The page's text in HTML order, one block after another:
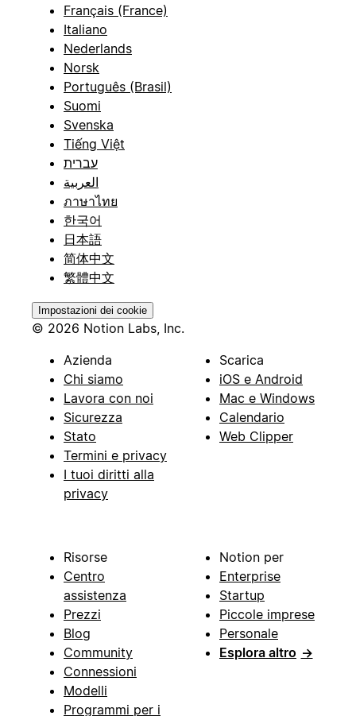
Français (France)
Italiano
Nederlands
Norsk
Português (Brasil)
Suomi
Svenska
Tiếng Việt
עברית
العربية
ภาษาไทย
한국어
日本語
简体中文
繁體中文
Impostazioni dei cookie
© 2026 Notion Labs, Inc.
Azienda
Chi siamo
Lavora con noi
Sicurezza
Stato
Termini e privacy
I tuoi diritti alla
privacy
Scarica
iOS e Android
Mac e Windows
Calendario
Web Clipper
Risorse
Centro
assistenza
Prezzi
Blog
Community
Connessioni
Modelli
Programmi per i
Notion per
Enterprise
Startup
Piccole imprese
Personale
Esplora altro →